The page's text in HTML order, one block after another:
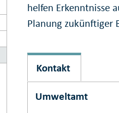
helfen Erkenntnisse
Planung zukünftiger
Kontakt
Umweltamt